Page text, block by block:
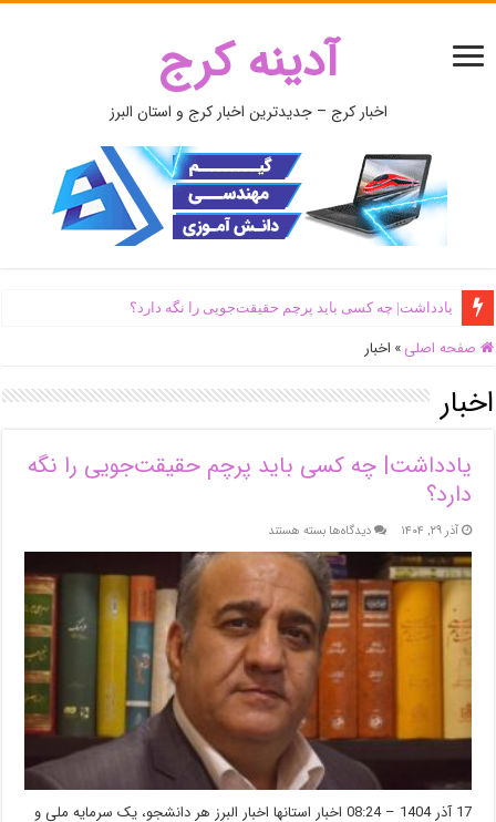
آدینه کرج
اخبار کرج – جدیدترین اخبار کرج و استان البرز
یادداشت| ‌چه کسی باید پرچم حقیقت‌جویی را نگه دارد؟
صفحه اصلی » اخبار
اخبار
یادداشت| ‌چه کسی باید پرچم حقیقت‌جویی را نگه
دارد؟
آذر ۲۹, ۱۴۰۴ دیدگاه‌هابرای
یادداشت|
‌چه
کسی
باید
پرچم
حقیقت‌جویی
بسته هستند
17 آذر 1404 – 08:24 اخبار استانها اخبار البرز هر دانشجو، یک سرمایه ملی و